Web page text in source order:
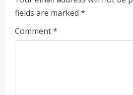
R
e
fields are marked *
Comment*